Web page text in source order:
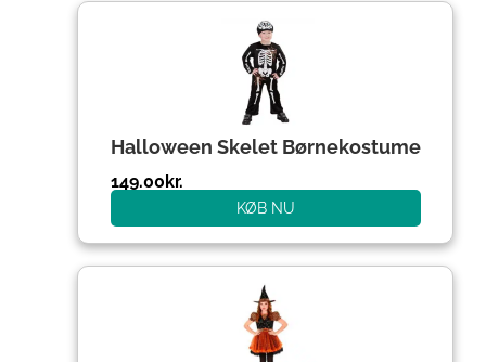
Halloween Skelet Børnekostume
149.00kr.
KØB NU